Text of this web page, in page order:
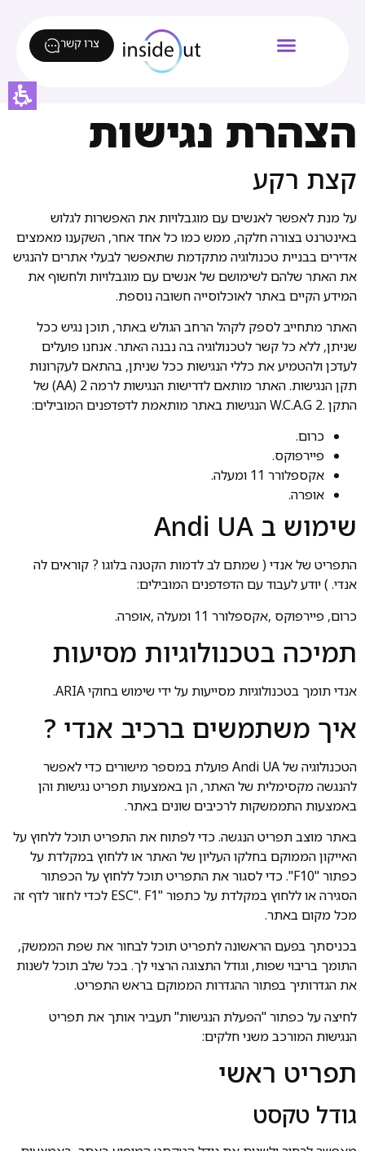
צרו קשר
הצהרת נגישות
קצת רקע
על מנת לאפשר לאנשים עם מוגבלויות את האפשרות לגלוש
באינטרנט בצורה חלקה, ממש כמו כל אחד אחר, השקענו מאמצים
אדירים בבניית טכנולוגיה מתקדמת שתאפשר לבעלי אתרים להנגיש
את האתר שלהם לשימושם של אנשים עם מוגבלויות ולחשוף את
המידע הקיים באתר לאוכלוסייה חשובה נוספת.
האתר מתחייב לספק לקהל הרחב הגולש באתר, תוכן נגיש ככל
שניתן, ללא כל קשר לטכנולוגיה בה נבנה האתר. אנחנו פועלים
לעדכן ולהטמיע את כללי הנגישות ככל שניתן, בהתאם לעקרונות
תקן הנגישות. האתר מותאם לדרישות הנגישות לרמה 2 (AA) של
התקן .W.C.A.G 2 הנגישות באתר מותאמת לדפדפנים המובילים:
כרום.
פיירפוקס.
אקספלורר 11 ומעלה.
אופרה.
שימוש ב Andi UA
התפריט של אנדי ( שמתם לב לדמות הקטנה בלוגו ? קוראים לה
אנדי. ) יודע לעבוד עם הדפדפנים המובילים:
כרום, פיירפוקס ,אקספלורר 11 ומעלה ,אופרה.
תמיכה בטכנולוגיות מסיעות
אנדי תומך בטכנולוגיות מסייעות על ידי שימוש בחוקי ARIA.
איך משתמשים ברכיב אנדי ?
הטכנולוגיה של Andi UA פועלת במספר מישורים כדי לאפשר
להנגשה מקסימלית של האתר, הן באמצעות תפריט נגישות והן
באמצעות התממשקות לרכיבים שונים באתר.
באתר מוצב תפריט הנגשה. כדי לפתוח את התפריט תוכל ללחוץ על
האייקון הממוקם בחלקו העליון של האתר או ללחוץ במקלדת על
כפתור "F10". כדי לסגור את התפריט תוכל ללחוץ על הכפתור
הסגירה או ללחוץ במקלדת על כתפור "ESC". F1 לכדי לחזור לדף זה
מכל מקום באתר.
בכניסתך בפעם הראשונה לתפריט תוכל לבחור את שפת הממשק,
התומך בריבוי שפות, וגודל התצוגה הרצוי לך. בכל שלב תוכל לשנות
את הגדרותיך בפתור ההגדרות הממוקם בראש התפריט.
לחיצה על כפתור "הפעלת הנגישות" תעביר אותך את תפריט
הנגישות המורכב משני חלקים:
תפריט ראשי
גודל טקסט